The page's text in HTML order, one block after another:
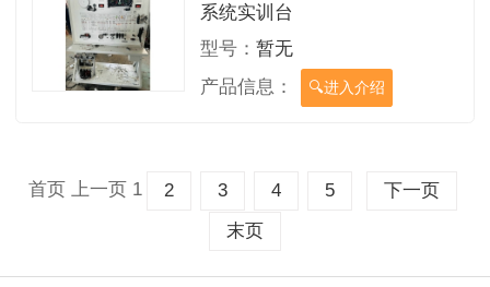
系统实训台
型号： 暂无
产品信息：
进入介绍
首页 上一页 1 2 3 4 5
下一页
末页